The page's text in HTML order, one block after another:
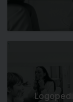
1
Logopedie